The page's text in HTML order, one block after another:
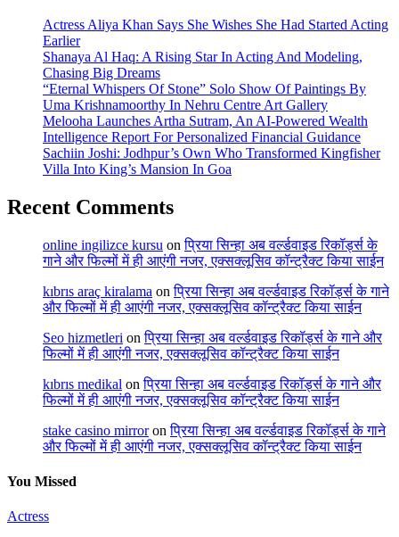
Actress Aliya Khan Says She Wishes She Had Started Acting
Earlier
Shanaya Al Haq: A Rising Star In Acting And Modeling,
Chasing Big Dreams
“Eternal Whispers Of Stone” Solo Show Of Paintings By
Uma Krishnamoorthy In Nehru Centre Art Gallery
Melooha Launches Artha Sutram, An AI-Powered Wealth
Intelligence Report For Personalized Financial Guidance
Sachiin Joshi: Jodhpur’s Own Who Transformed Kingfisher
Villa Into King’s Mansion In Goa
Recent Comments
online ingilizce kursu onप्रिया सिन्हा अब वर्ल्डवाइड रिकॉर्ड्स के
गाने और फिल्मों में ही आएंगी नजर, एक्सक्लूसिव कॉन्ट्रैक्ट किया साईन
kıbrıs araç kiralama onप्रिया सिन्हा अब वर्ल्डवाइड रिकॉर्ड्स के गाने
और फिल्मों में ही आएंगी नजर, एक्सक्लूसिव कॉन्ट्रैक्ट किया साईन
Seo hizmetleri onप्रिया सिन्हा अब वर्ल्डवाइड रिकॉर्ड्स के गाने और
फिल्मों में ही आएंगी नजर, एक्सक्लूसिव कॉन्ट्रैक्ट किया साईन
kıbrıs medikal onप्रिया सिन्हा अब वर्ल्डवाइड रिकॉर्ड्स के गाने और
फिल्मों में ही आएंगी नजर, एक्सक्लूसिव कॉन्ट्रैक्ट किया साईन
stake casino mirroronप्रिया सिन्हा अब वर्ल्डवाइड रिकॉर्ड्स के गाने
और फिल्मों में ही आएंगी नजर, एक्सक्लूसिव कॉन्ट्रैक्ट किया साईन
You Missed
Actress